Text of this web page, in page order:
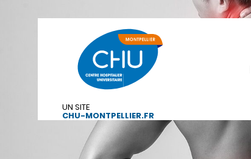
UN SITE
CHU-MONTPELLIER.FR